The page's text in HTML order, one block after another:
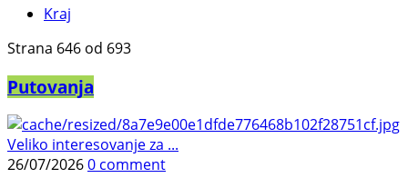
Kraj
Strana 646 od 693
Putovanja
Veliko interesovanje za ...
26/07/20260 comment